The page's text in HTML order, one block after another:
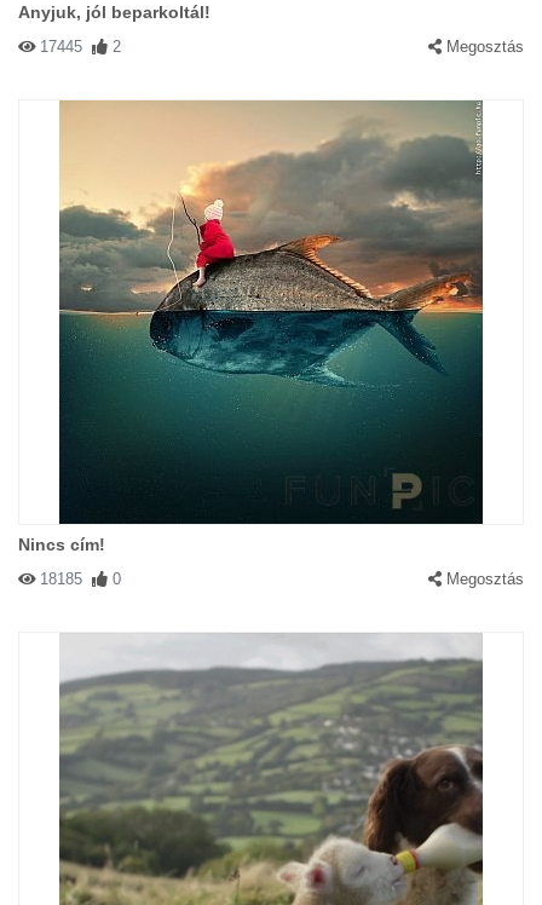
Anyjuk, jól beparkoltál!
17445 2 Megosztás
Nincs cím!
18185 0 Megosztás